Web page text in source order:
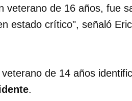
veterano de 16 años, fue
estado crítico", señaló
de 14 años
.